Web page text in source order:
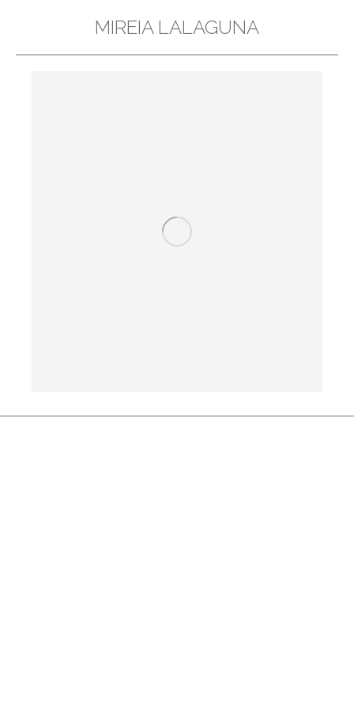
MIREIA LALAGUNA